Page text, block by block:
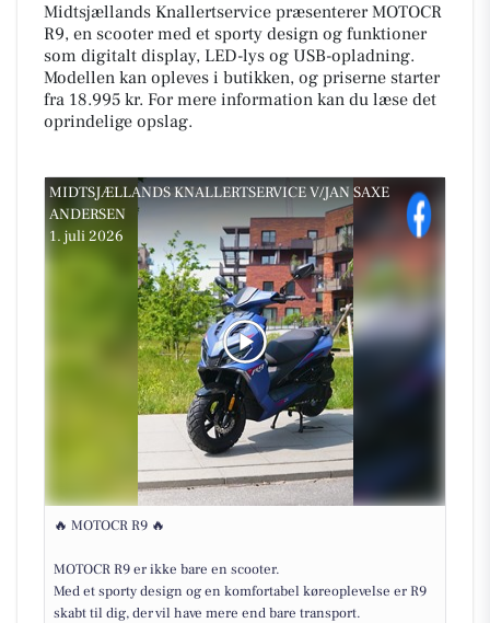
Midtsjællands Knallertservice præsenterer MOTOCR
R9, en scooter med et sporty design og funktioner
som digitalt display, LED-lys og USB-opladning.
Modellen kan opleves i butikken, og priserne starter
fra 18.995 kr. For mere information kan du læse det
oprindelige opslag.
MIDTSJÆLLANDS KNALLERTSERVICE V/JAN SAXE
ANDERSEN
1. juli 2026
🔥 MOTOCR R9 🔥
MOTOCR R9 er ikke bare en scooter.
Med et sporty design og en komfortabel køreoplevelse er R9
skabt til dig, der vil have mere end bare transport.